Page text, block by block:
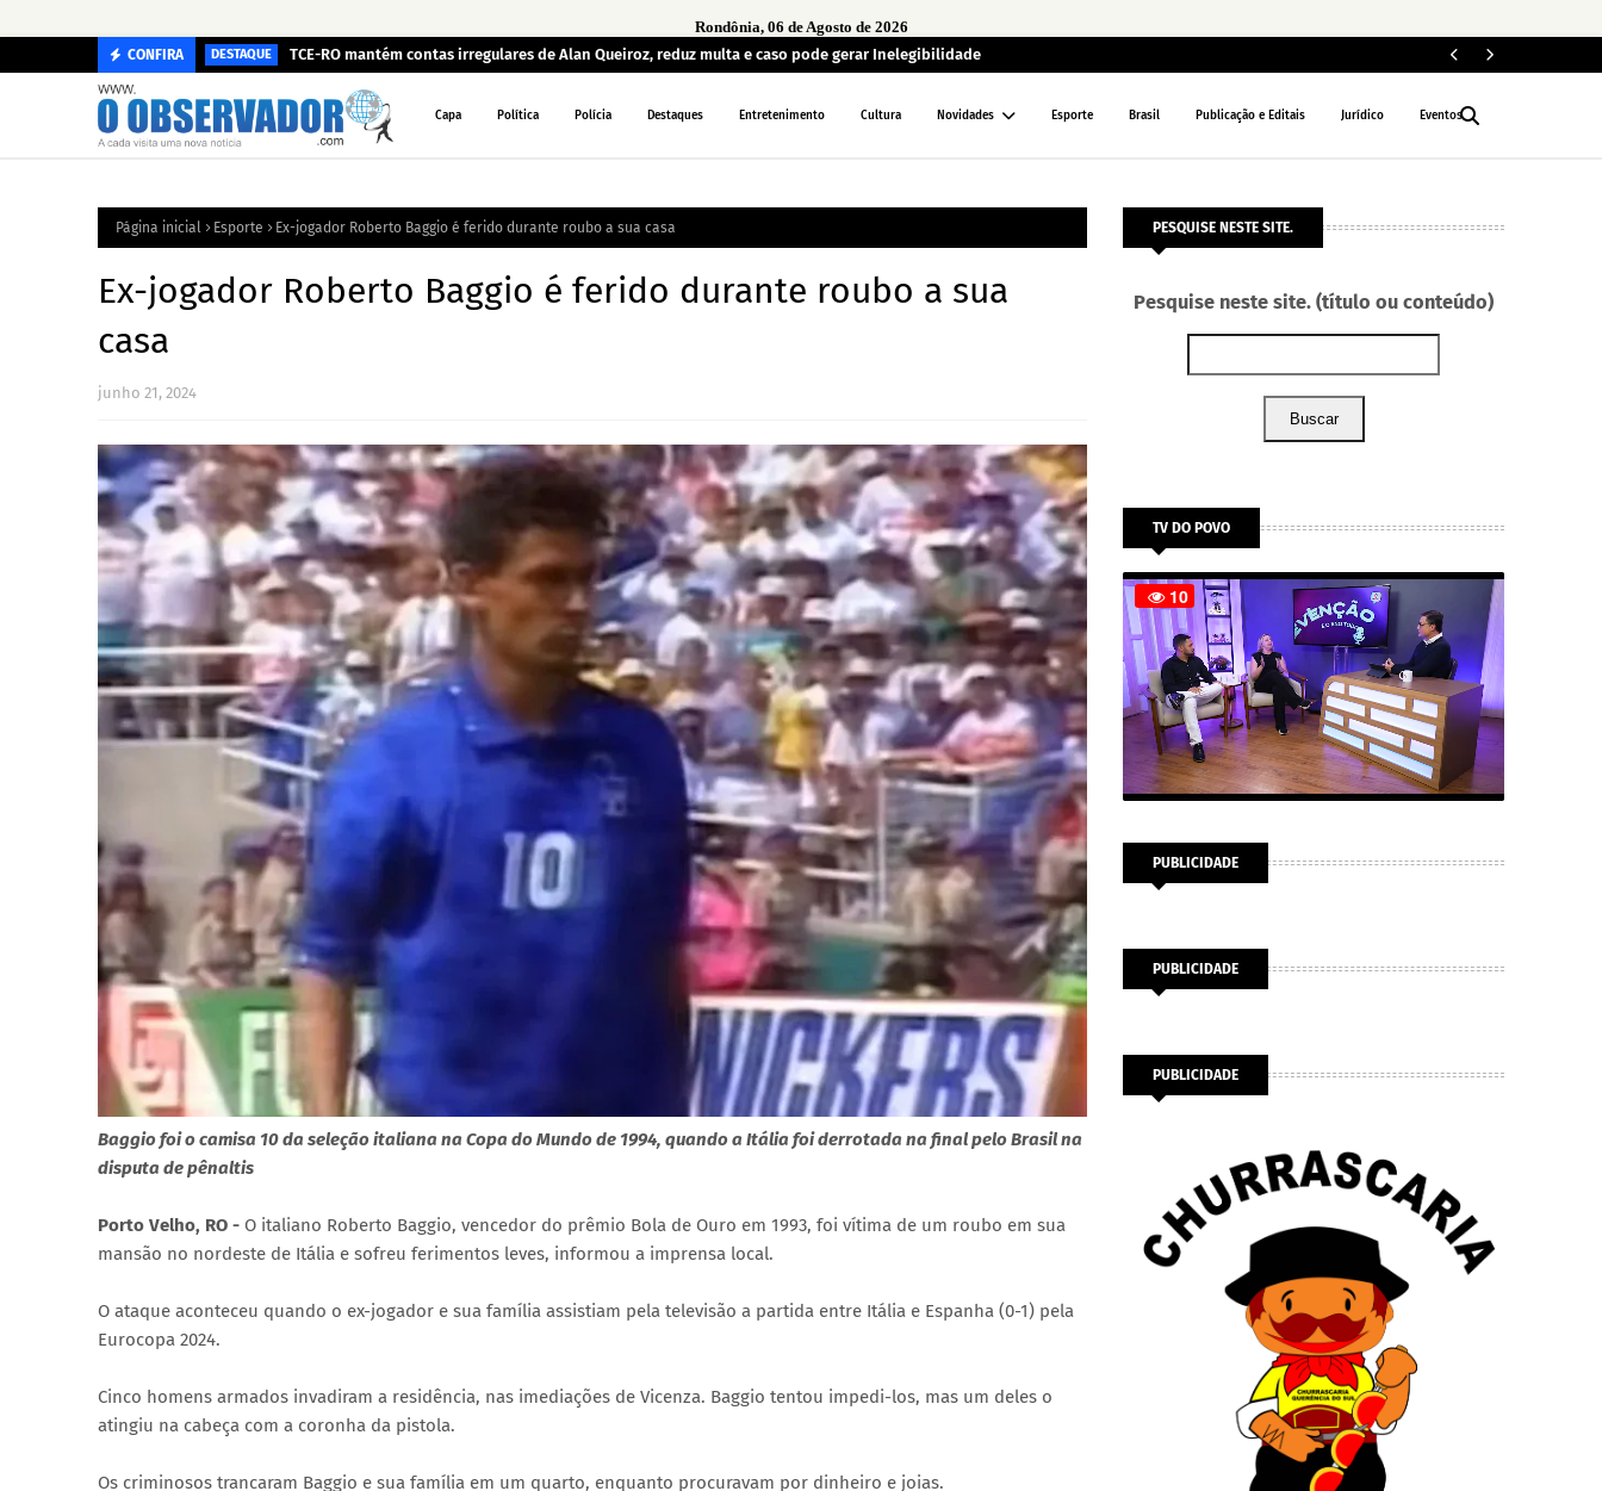
Rondônia, 06 de Agosto de 2026
CONFIRA DESTAQUE TCE-RO mantém contas irregulares de Alan Queiroz, reduz multa e caso pode gerar Inelegibilidade
Capa Política Polícia Destaques Entretenimento Cultura Novidades Esporte Brasil Publicação e Editais Jurídico Eventos
Página inicial Esporte Ex-jogador Roberto Baggio é ferido durante roubo a sua casa
Ex-jogador Roberto Baggio é ferido durante roubo a sua
casa
junho 21, 2024
Baggio foi o camisa 10 da seleção italiana na Copa do Mundo de 1994, quando a Itália foi derrotada na final pelo Brasil na
disputa de pênaltis
Porto Velho, RO - O italiano Roberto Baggio, vencedor do prêmio Bola de Ouro em 1993, foi vítima de um roubo em sua
mansão no nordeste de Itália e sofreu ferimentos leves, informou a imprensa local.
O ataque aconteceu quando o ex-jogador e sua família assistiam pela televisão a partida entre Itália e Espanha (0-1) pela
Eurocopa 2024.
Cinco homens armados invadiram a residência, nas imediações de Vicenza. Baggio tentou impedi-los, mas um deles o
atingiu na cabeça com a coronha da pistola.
Os criminosos trancaram Baggio e sua família em um quarto, enquanto procuravam por dinheiro e joias.
PESQUISE NESTE SITE.
Pesquise neste site. (título ou conteúdo)
Buscar
TV DO POVO
PUBLICIDADE
PUBLICIDADE
PUBLICIDADE